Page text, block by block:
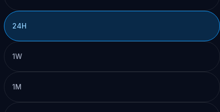
24H
1W
1M